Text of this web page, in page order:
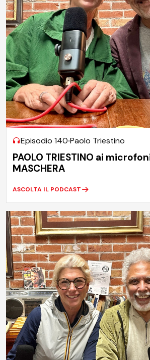
Episodio 140 Paolo Triestino
PAOLO TRIESTINO ai
MASCHERA
ASCOLTA IL PODCAST